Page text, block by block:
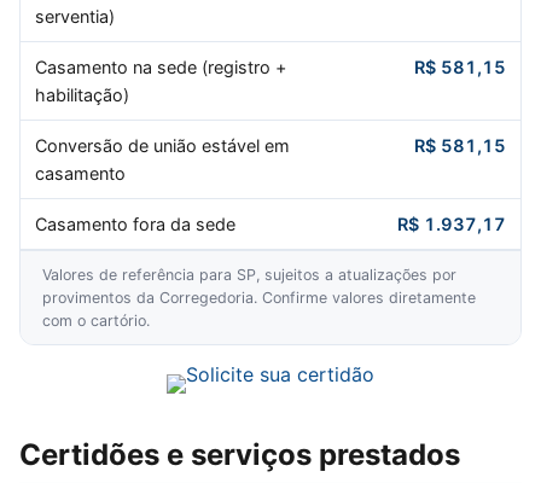
serventia)
Casamento na sede (registro +
habilitação)
R$ 581,15
Conversão de união estável em
casamento
R$ 581,15
Casamento fora da sede R$ 1.937,17
Valores de referência para SP, sujeitos a atualizações por
provimentos da Corregedoria. Confirme valores diretamente
com o cartório.
Certidões e serviços prestados